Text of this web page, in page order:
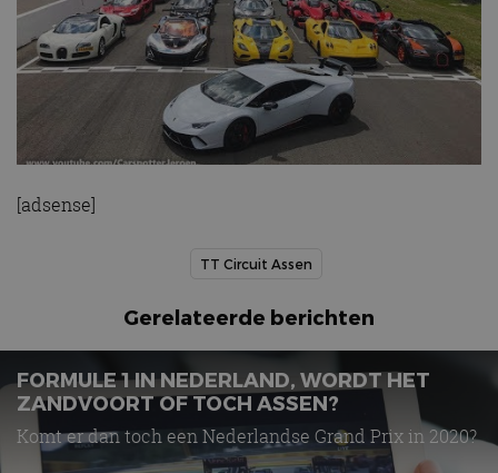
[adsense]
TT Circuit Assen
Gerelateerde berichten
FORMULE 1 IN NEDERLAND, WORDT HET
ZANDVOORT OF TOCH ASSEN?
Komt er dan toch een Nederlandse Grand Prix in 2020?